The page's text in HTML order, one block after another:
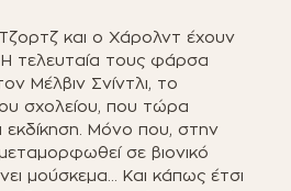
και ο Χάρολντ έχουν
Η τελευταία τους φάρσα
Μέλβιν Σνίντλι, το
σχολείου, που τώρα
εκδίκηση. Μόνο που, στην
σε βιονικό
μούσκεμα… Και κάπως έτσι